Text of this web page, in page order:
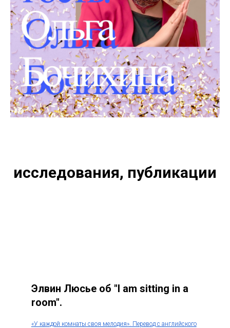
исследования, публикации
Элвин Люсье об "I am sitting in a
room".
«У каждой комнаты своя мелодия». Перевод с английского